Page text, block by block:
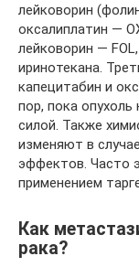
лейковорин
оксалиплатин —
лейковорин —
иринотекана.
капецитабин и
пор, пока опухоль
силой. Также
изменяют в
эффектов. Часто
применением
Как
рака?